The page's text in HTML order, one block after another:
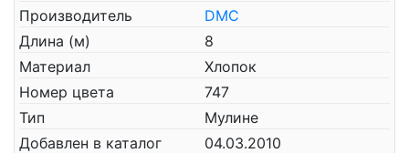
Производитель
DMC
Длина (м)
8
Материал
Хлопок
Номер цвета
747
Тип
Мулине
Добавлен в каталог
04.03.2010